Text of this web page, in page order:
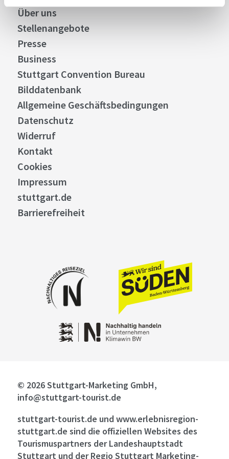
Über uns
Stellenangebote
Presse
Business
Stuttgart Convention Bureau
Bilddatenbank
Allgemeine Geschäftsbedingungen
Datenschutz
Widerruf
Kontakt
Cookies
Impressum
stuttgart.de
Barrierefreiheit
© 2026 Stuttgart-Marketing GmbH,
info@stuttgart-tourist.de
stuttgart-tourist.de und www.erlebnisregion-
stuttgart.de sind die offiziellen Websites des
Tourismuspartners der Landeshauptstadt
Stuttgart und der Regio Stuttgart Marketing-